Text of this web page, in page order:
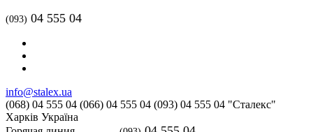
(093) 04 555 04
info@stalex.ua
(068) 04 555 04 (066) 04 555 04 (093) 04 555 04 "Сталекс"
Харків Україна